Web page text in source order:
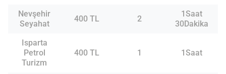
Nevşehir
Seyahat
400 TL 2
1Saat
30Dakika
Isparta
Petrol
Turizm
400 TL 1 1Saat